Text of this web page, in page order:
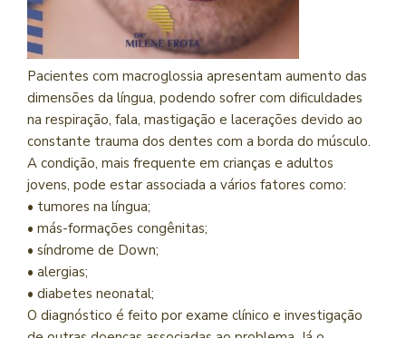
Pacientes com macroglossia apresentam aumento das
dimensões da língua, podendo sofrer com dificuldades
na respiração, fala, mastigação e lacerações devido ao
constante trauma dos dentes com a borda do músculo.
A condição, mais frequente em crianças e adultos
jovens, pode estar associada a vários fatores como:
• tumores na língua;
• más-formações congênitas;
• síndrome de Down;
• alergias;
• diabetes neonatal;
O diagnóstico é feito por exame clínico e investigação